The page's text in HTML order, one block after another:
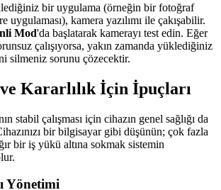
bir uygulama (örneğin bir fotoğraf
kamera yazılımı ile çakışabilir.
Mod'da başlatarak kamerayı test edin. Eğer
çalışıyorsa, yakın zamanda yüklediğiniz
silmeniz sorunu çözecektir.
Kararlılık İçin İpuçları
stabil çalışması için cihazın genel sağlığı da
bir bilgisayar gibi düşünün; çok fazla
bir iş yükü altına sokmak sistemin
Yönetimi